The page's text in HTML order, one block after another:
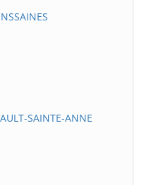
SAINTE-ANNE